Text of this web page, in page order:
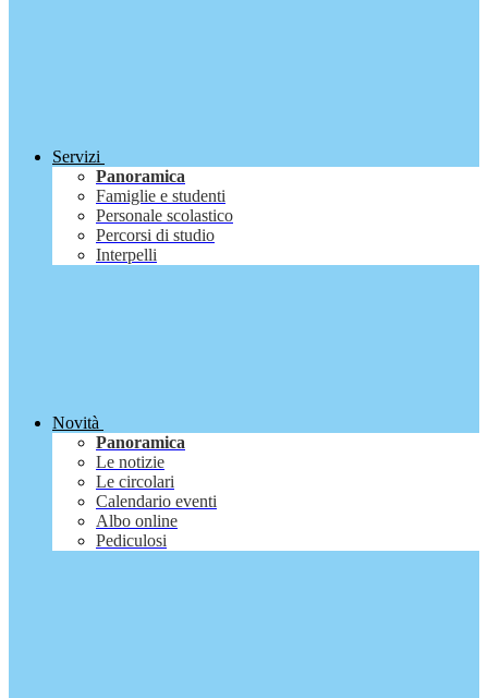
Servizi
Panoramica
Famiglie e studenti
Personale scolastico
Percorsi di studio
Interpelli
Novità
Panoramica
Le notizie
Le circolari
Calendario eventi
Albo online
Pediculosi